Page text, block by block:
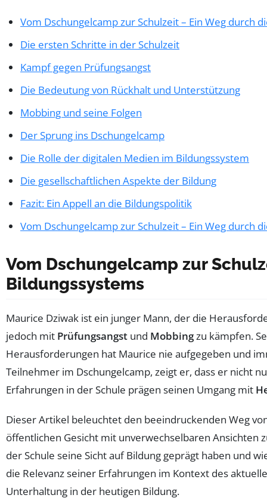
Vom Dschungelcamp zur Schulzeit – Ein Weg durch
Die ersten Schritte in der Schulzeit
Kampf gegen Prüfungsangst
Die Bedeutung von Rückhalt und Unterstützung
Mobbing und seine Folgen
Der Sprung ins Dschungelcamp
Die Rolle der digitalen Medien im Bildungssystem
Die gesellschaftlichen Aspekte der Bildung
Fazit: Ein Appell an die Bildungspolitik
Vom Dschungelcamp zur Schulzeit – Ein Weg durch
Vom Dschungelcamp zur
Bildungssystems
Maurice Dziwak ist ein junger Mann, der die
jedoch mit Prüfungsangst und Mobbingzu kämpfen.
Herausforderungen hat Maurice nie aufgegeben und
Teilnehmer im Dschungelcamp, zeigt er, dass er nicht
Erfahrungen in der Schule prägen seinen Umgang mit
Dieser Artikel beleuchtet den beeindruckenden Weg
öffentlichen Gesicht mit unverwechselbaren Ansichten
der Schule seine Sicht auf Bildung geprägt haben und
die Relevanz seiner Erfahrungen im Kontext des
Unterhaltung in der heutigen Bildung.